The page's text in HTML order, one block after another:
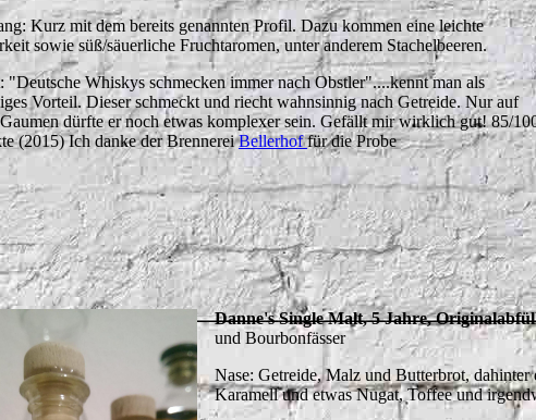
Kurz mit dem bereits genannten Profil. Dazu kommen eine leichte
sowie süß/säuerliche Fruchtaromen, unter anderem Stachelbeeren.
"Deutsche Whiskys schmecken immer nach Obstler"....kennt man als
Vorteil. Dieser schmeckt und riecht wahnsinnig nach Getreide. Nur auf
dürfte er noch etwas komplexer sein. Gefällt mir wirklich gut!85/
(2015) Ich danke der BrennereiBellerhoffür die Probe
Danne's Single Malt, 5 Jahre,
und Bourbonfässer
Nase: Getreide, Malz und Butterbrot, dahinter
Karamell und etwas Nugat, Toffee und